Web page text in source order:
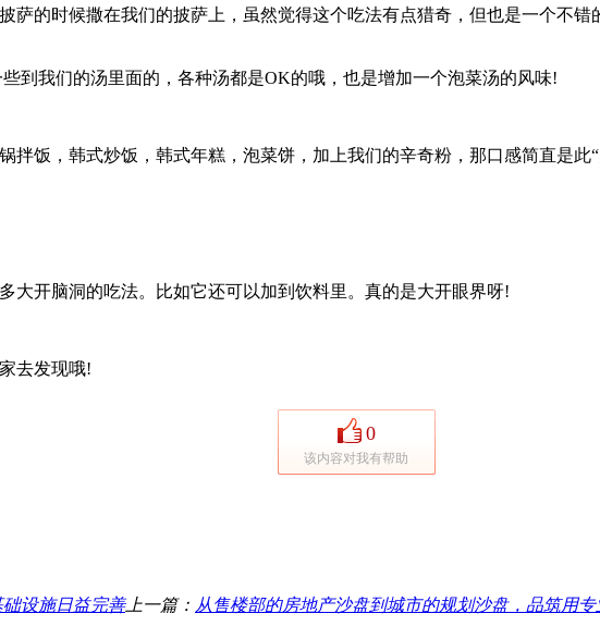
的时候撒在我们的披萨上，虽然觉得这个吃法有点猎奇，但也是一个不错
我们的汤里面的，各种汤都是OK的哦，也是增加一个泡菜汤的风味!
，韩式炒饭，韩式年糕，泡菜饼，加上我们的辛奇粉，那口感简直是此“
开脑洞的吃法。比如它还可以加到饮料里。真的是大开眼界呀!
去发现哦!
0
该内容对我有帮助
设施日益完善上一篇： 从售楼部的房地产沙盘到城市的规划沙盘，品筑用